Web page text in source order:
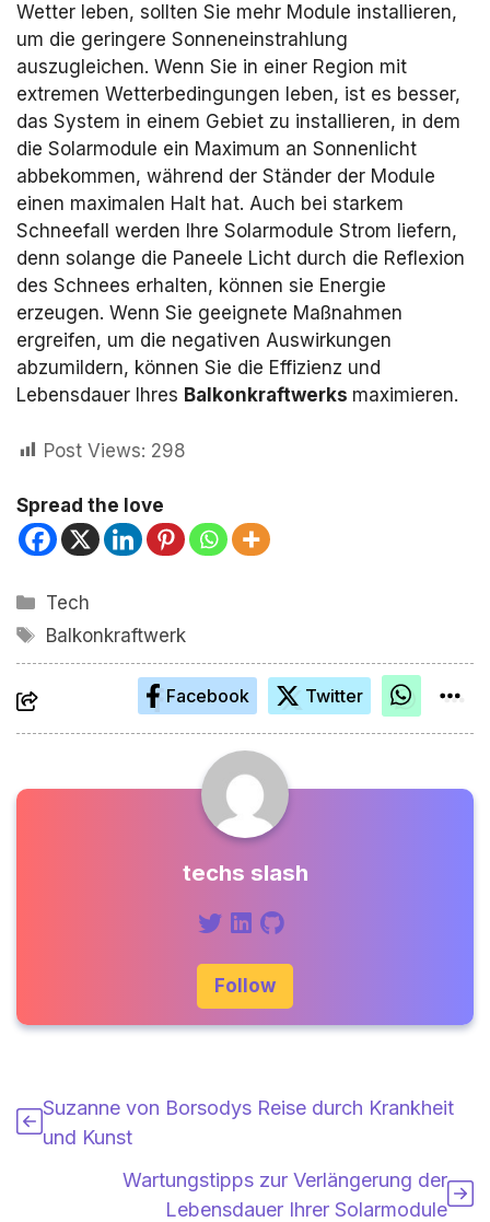
Wetter leben, sollten Sie mehr Module installieren,
um die geringere Sonneneinstrahlung
auszugleichen. Wenn Sie in einer Region mit
extremen Wetterbedingungen leben, ist es besser,
das System in einem Gebiet zu installieren, in dem
die Solarmodule ein Maximum an Sonnenlicht
abbekommen, während der Ständer der Module
einen maximalen Halt hat. Auch bei starkem
Schneefall werden Ihre Solarmodule Strom liefern,
denn solange die Paneele Licht durch die Reflexion
des Schnees erhalten, können sie Energie
erzeugen. Wenn Sie geeignete Maßnahmen
ergreifen, um die negativen Auswirkungen
abzumildern, können Sie die Effizienz und
Lebensdauer Ihres Balkonkraftwerks maximieren.
Post Views: 298
Spread the love
Kategorien
Tech
Schlagwörter
Balkonkraftwerk
Facebook Twitter
techs slash
Follow
Suzanne von Borsodys Reise durch Krankheit
und Kunst
Wartungstipps zur Verlängerung der
Lebensdauer Ihrer Solarmodule